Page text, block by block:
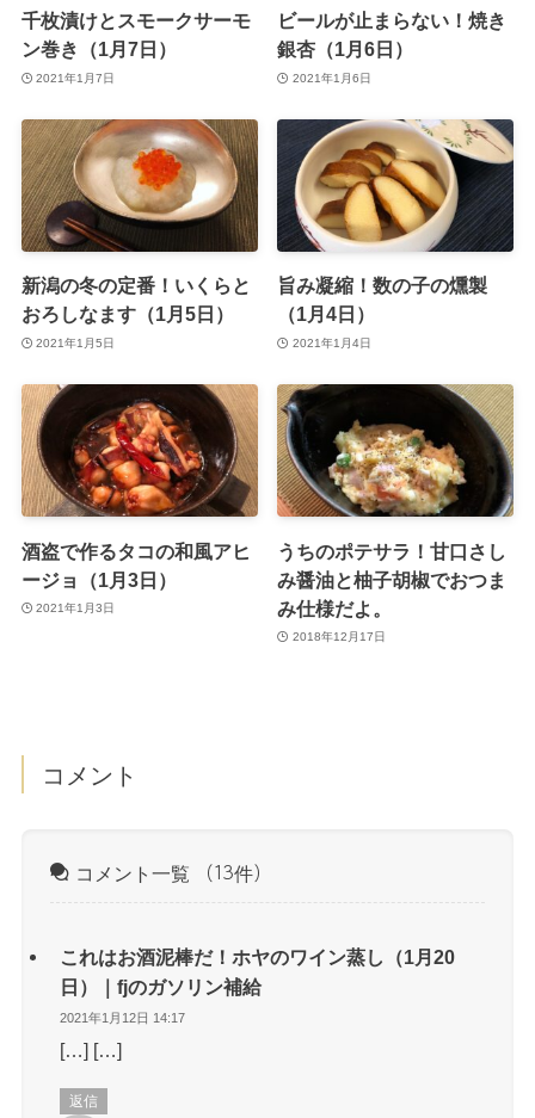
千枚漬けとスモークサーモ
ン巻き（1月7日）
2021年1月7日
ビールが止まらない！焼き
銀杏（1月6日）
2021年1月6日
新潟の冬の定番！いくらと
おろしなます（1月5日）
2021年1月5日
旨み凝縮！数の子の燻製
（1月4日）
2021年1月4日
酒盗で作るタコの和風アヒ
ージョ（1月3日）
2021年1月3日
うちのポテサラ！甘口さし
み醤油と柚子胡椒でおつま
み仕様だよ。
2018年12月17日
コメント
コメント一覧 （13件）
これはお酒泥棒だ！ホヤのワイン蒸し（1月20
日）｜fjのガソリン補給
2021年1月12日 14:17
[…] […]
返信